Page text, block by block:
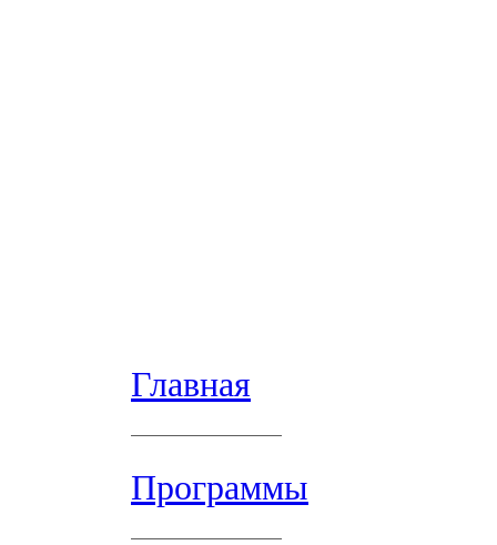
Главная
Программы